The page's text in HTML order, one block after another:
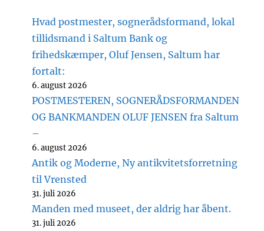
Hvad postmester, sognerådsformand, lokal
tillidsmand i Saltum Bank og
frihedskæmper, Oluf Jensen, Saltum har
fortalt:
6. august 2026
POSTMESTEREN, SOGNERÅDSFORMANDEN
OG BANKMANDEN OLUF JENSEN fra Saltum
–
6. august 2026
Antik og Moderne, Ny antikvitetsforretning
til Vrensted
31. juli 2026
Manden med museet, der aldrig har åbent.
31. juli 2026